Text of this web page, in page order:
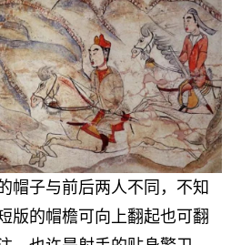
子与前后两人不同，不知
版的帽檐可向上翻起也可翻